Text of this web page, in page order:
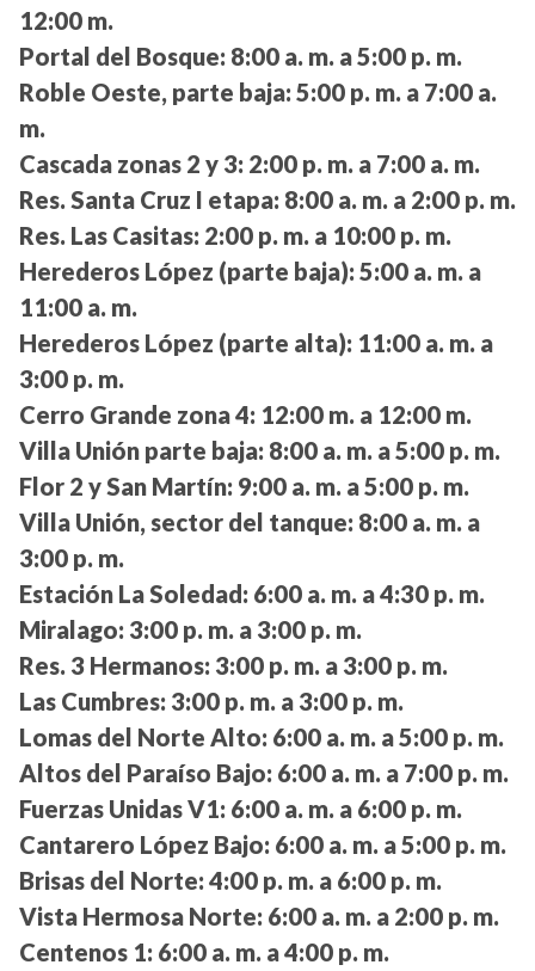
12:00 m.
Portal del Bosque: 8:00 a. m. a 5:00 p. m.
Roble Oeste, parte baja: 5:00 p. m. a 7:00 a.
m.
Cascada zonas 2 y 3: 2:00 p. m. a 7:00 a. m.
Res. Santa Cruz I etapa: 8:00 a. m. a 2:00 p. m.
Res. Las Casitas: 2:00 p. m. a 10:00 p. m.
Herederos López (parte baja): 5:00 a. m. a
11:00 a. m.
Herederos López (parte alta): 11:00 a. m. a
3:00 p. m.
Cerro Grande zona 4: 12:00 m. a 12:00 m.
Villa Unión parte baja: 8:00 a. m. a 5:00 p. m.
Flor 2 y San Martín: 9:00 a. m. a 5:00 p. m.
Villa Unión, sector del tanque: 8:00 a. m. a
3:00 p. m.
Estación La Soledad: 6:00 a. m. a 4:30 p. m.
Miralago: 3:00 p. m. a 3:00 p. m.
Res. 3 Hermanos: 3:00 p. m. a 3:00 p. m.
Las Cumbres: 3:00 p. m. a 3:00 p. m.
Lomas del Norte Alto: 6:00 a. m. a 5:00 p. m.
Altos del Paraíso Bajo: 6:00 a. m. a 7:00 p. m.
Fuerzas Unidas V1: 6:00 a. m. a 6:00 p. m.
Cantarero López Bajo: 6:00 a. m. a 5:00 p. m.
Brisas del Norte: 4:00 p. m. a 6:00 p. m.
Vista Hermosa Norte: 6:00 a. m. a 2:00 p. m.
Centenos 1: 6:00 a. m. a 4:00 p. m.